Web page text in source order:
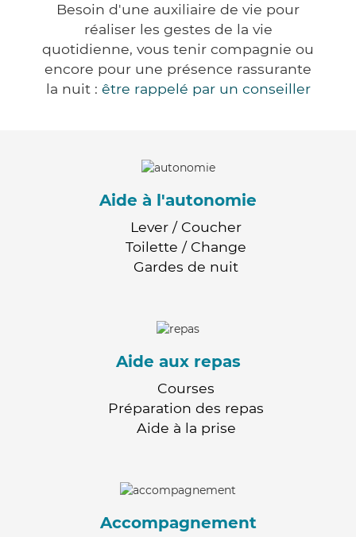
Besoin d'une auxiliaire de vie pour
réaliser les gestes de la vie
quotidienne, vous tenir compagnie ou
encore pour une présence rassurante
la nuit : être rappelé par un conseiller
Aide à l'autonomie
Lever / Coucher
Toilette / Change
Gardes de nuit
Aide aux repas
Courses
Préparation des repas
Aide à la prise
Accompagnement